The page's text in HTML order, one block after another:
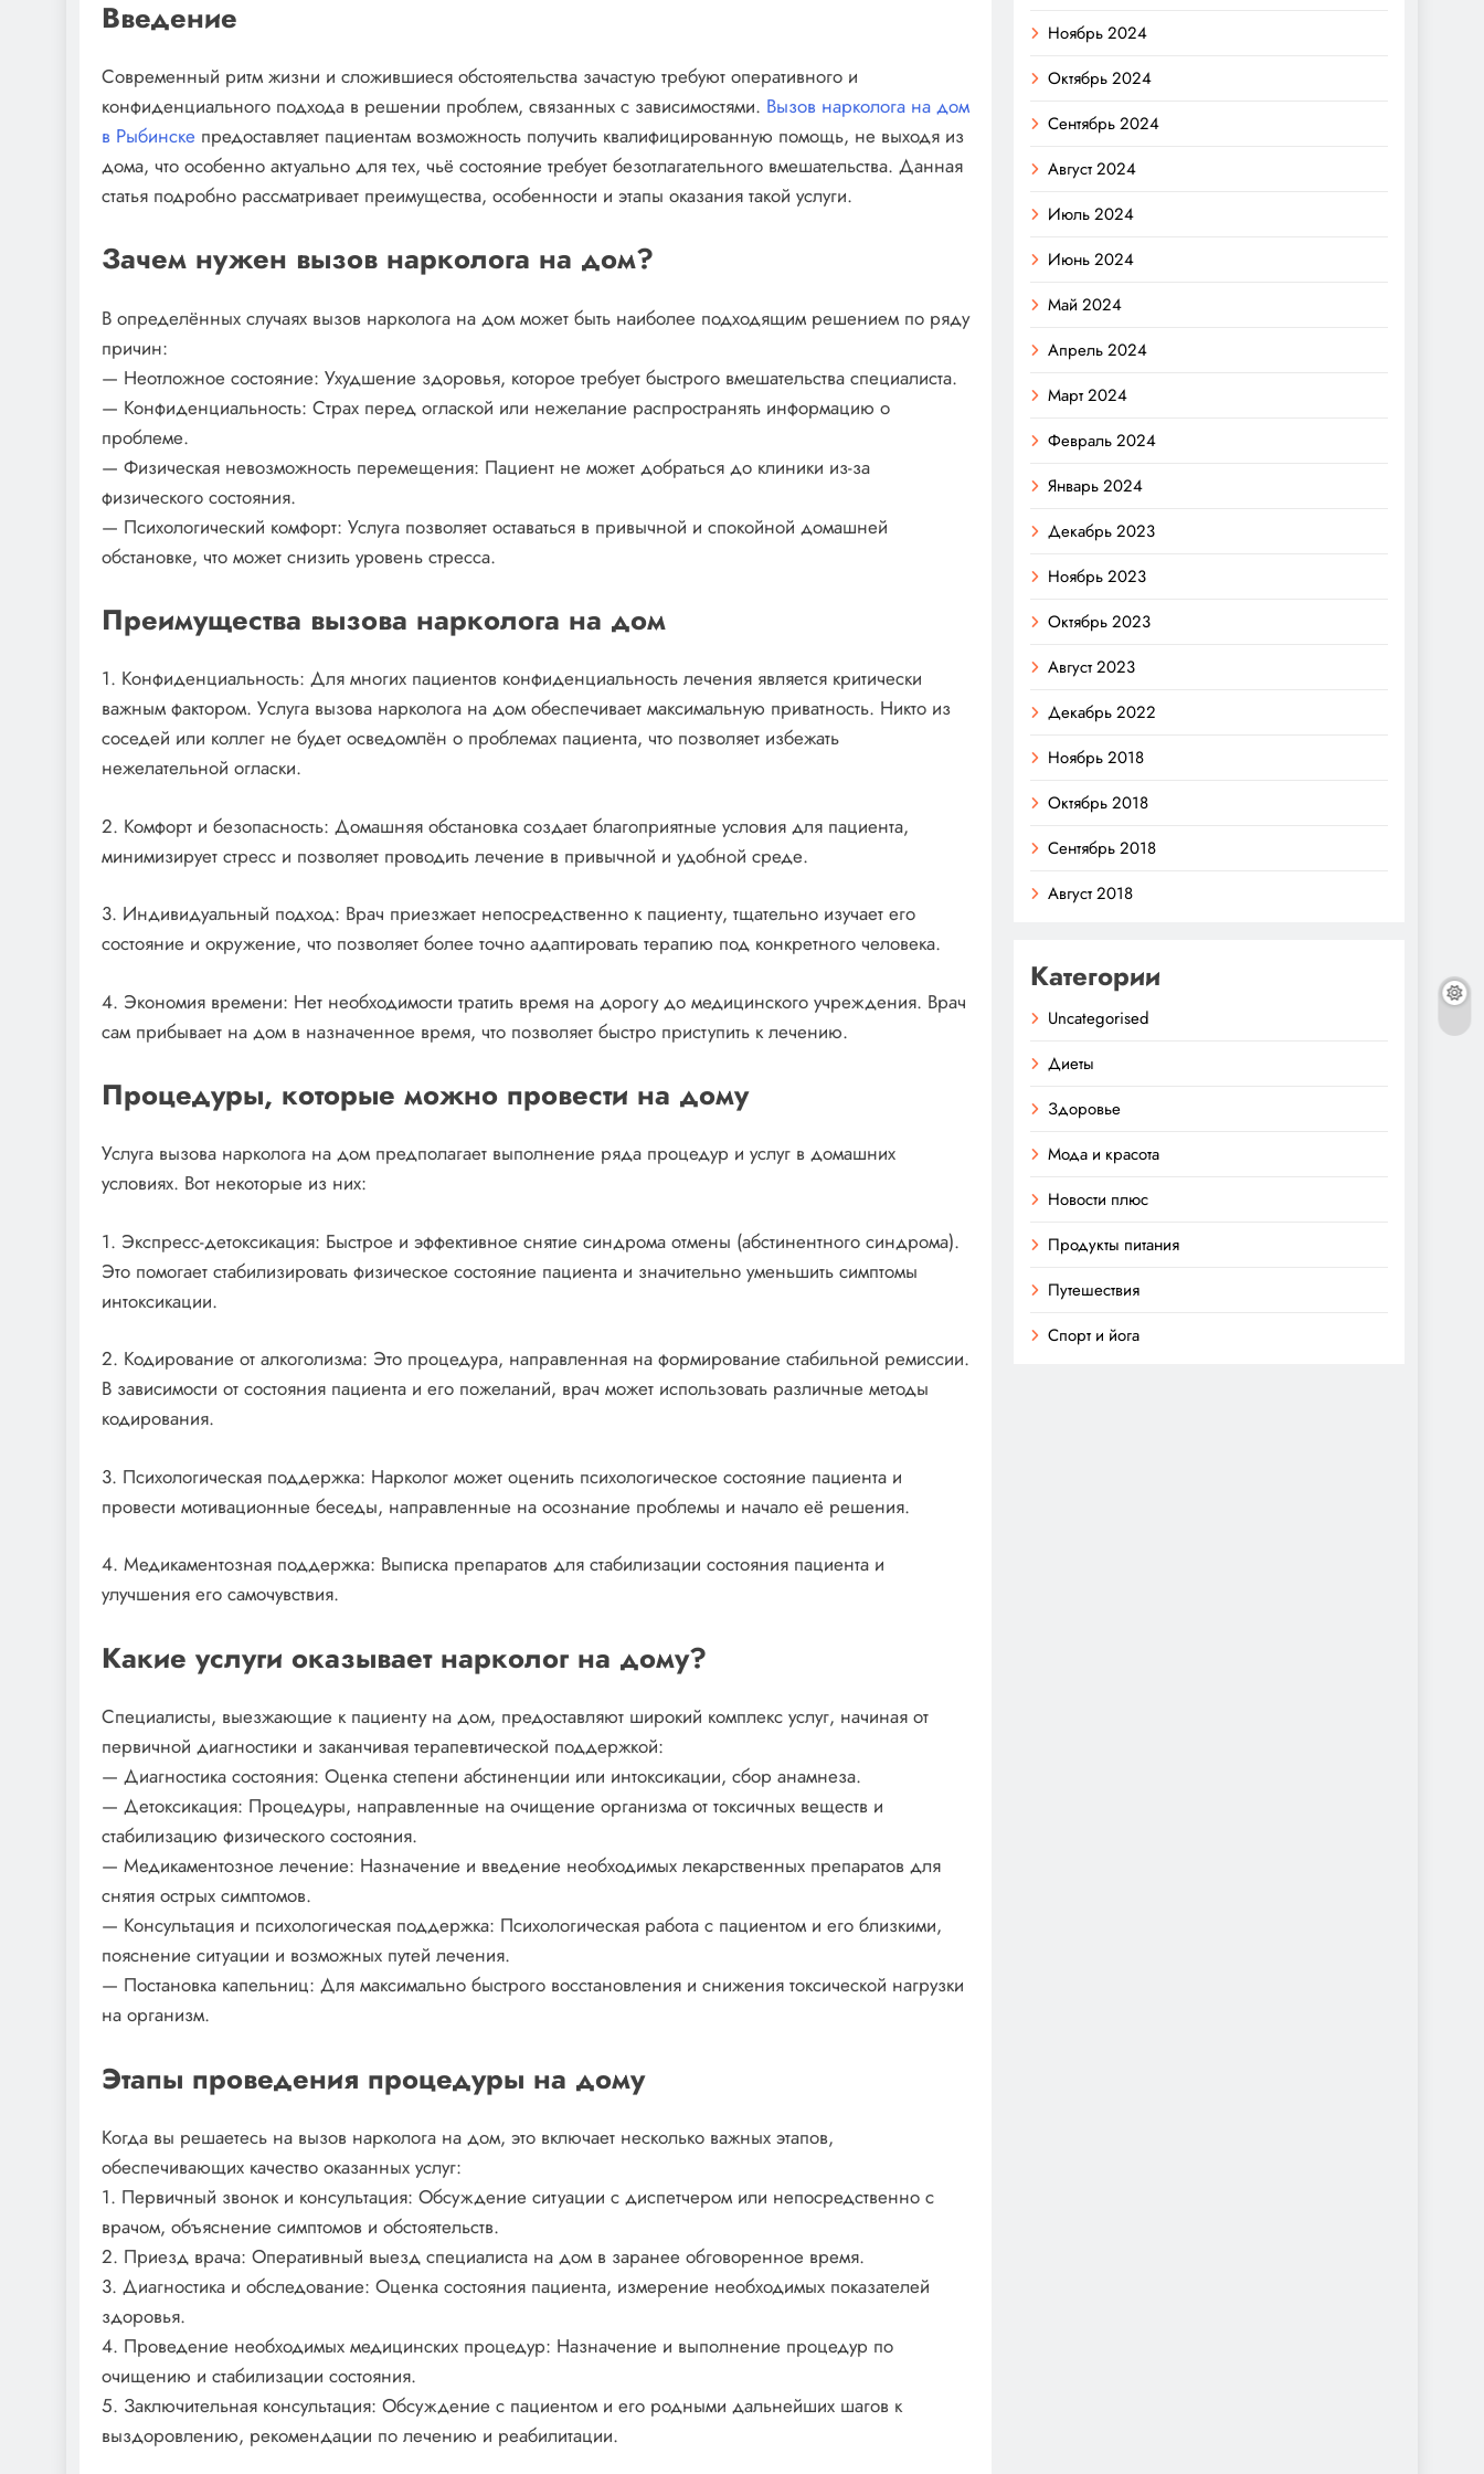
Введение
Современный ритм жизни и сложившиеся обстоятельства зачастую требуют оперативного и
конфиденциального подхода в решении проблем, связанных с зависимостями. Вызов нарколога на дом
в Рыбинске предоставляет пациентам возможность получить квалифицированную помощь, не выходя из
дома, что особенно актуально для тех, чьё состояние требует безотлагательного вмешательства. Данная
статья подробно рассматривает преимущества, особенности и этапы оказания такой услуги.
Зачем нужен вызов нарколога на дом?
В определённых случаях вызов нарколога на дом может быть наиболее подходящим решением по ряду
причин:
— Неотложное состояние: Ухудшение здоровья, которое требует быстрого вмешательства специалиста.
— Конфиденциальность: Страх перед оглаской или нежелание распространять информацию о
проблеме.
— Физическая невозможность перемещения: Пациент не может добраться до клиники из-за
физического состояния.
— Психологический комфорт: Услуга позволяет оставаться в привычной и спокойной домашней
обстановке, что может снизить уровень стресса.
Преимущества вызова нарколога на дом
1. Конфиденциальность: Для многих пациентов конфиденциальность лечения является критически
важным фактором. Услуга вызова нарколога на дом обеспечивает максимальную приватность. Никто из
соседей или коллег не будет осведомлён о проблемах пациента, что позволяет избежать
нежелательной огласки.
2. Комфорт и безопасность: Домашняя обстановка создает благоприятные условия для пациента,
минимизирует стресс и позволяет проводить лечение в привычной и удобной среде.
3. Индивидуальный подход: Врач приезжает непосредственно к пациенту, тщательно изучает его
состояние и окружение, что позволяет более точно адаптировать терапию под конкретного человека.
4. Экономия времени: Нет необходимости тратить время на дорогу до медицинского учреждения. Врач
сам прибывает на дом в назначенное время, что позволяет быстро приступить к лечению.
Процедуры, которые можно провести на дому
Услуга вызова нарколога на дом предполагает выполнение ряда процедур и услуг в домашних
условиях. Вот некоторые из них:
1. Экспресс-детоксикация: Быстрое и эффективное снятие синдрома отмены (абстинентного синдрома).
Это помогает стабилизировать физическое состояние пациента и значительно уменьшить симптомы
интоксикации.
2. Кодирование от алкоголизма: Это процедура, направленная на формирование стабильной ремиссии.
В зависимости от состояния пациента и его пожеланий, врач может использовать различные методы
кодирования.
3. Психологическая поддержка: Нарколог может оценить психологическое состояние пациента и
провести мотивационные беседы, направленные на осознание проблемы и начало её решения.
4. Медикаментозная поддержка: Выписка препаратов для стабилизации состояния пациента и
улучшения его самочувствия.
Какие услуги оказывает нарколог на дому?
Специалисты, выезжающие к пациенту на дом, предоставляют широкий комплекс услуг, начиная от
первичной диагностики и заканчивая терапевтической поддержкой:
— Диагностика состояния: Оценка степени абстиненции или интоксикации, сбор анамнеза.
— Детоксикация: Процедуры, направленные на очищение организма от токсичных веществ и
стабилизацию физического состояния.
— Медикаментозное лечение: Назначение и введение необходимых лекарственных препаратов для
снятия острых симптомов.
— Консультация и психологическая поддержка: Психологическая работа с пациентом и его близкими,
пояснение ситуации и возможных путей лечения.
— Постановка капельниц: Для максимально быстрого восстановления и снижения токсической нагрузки
на организм.
Этапы проведения процедуры на дому
Когда вы решаетесь на вызов нарколога на дом, это включает несколько важных этапов,
обеспечивающих качество оказанных услуг:
1. Первичный звонок и консультация: Обсуждение ситуации с диспетчером или непосредственно с
врачом, объяснение симптомов и обстоятельств.
2. Приезд врача: Оперативный выезд специалиста на дом в заранее обговоренное время.
3. Диагностика и обследование: Оценка состояния пациента, измерение необходимых показателей
здоровья.
4. Проведение необходимых медицинских процедур: Назначение и выполнение процедур по
очищению и стабилизации состояния.
5. Заключительная консультация: Обсуждение с пациентом и его родными дальнейших шагов к
выздоровлению, рекомендации по лечению и реабилитации.
Ноябрь 2024
Октябрь 2024
Сентябрь 2024
Август 2024
Июль 2024
Июнь 2024
Май 2024
Апрель 2024
Март 2024
Февраль 2024
Январь 2024
Декабрь 2023
Ноябрь 2023
Октябрь 2023
Август 2023
Декабрь 2022
Ноябрь 2018
Октябрь 2018
Сентябрь 2018
Август 2018
Категории
Uncategorised
Диеты
Здоровье
Мода и красота
Новости плюс
Продукты питания
Путешествия
Спорт и йога